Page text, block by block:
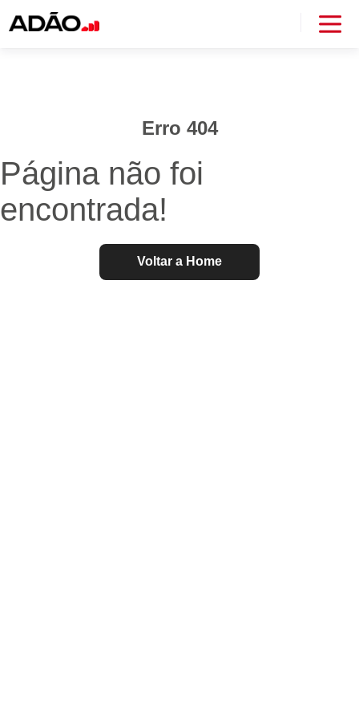
Erro 404
Página não foi
encontrada!
Voltar a Home